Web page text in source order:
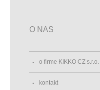
O NAS
o firme KIKKO CZ s.r.o.
kontakt